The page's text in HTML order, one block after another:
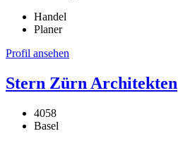
Handel
Planer
Profil ansehen
Stern Zürn Architekten
4058
Basel